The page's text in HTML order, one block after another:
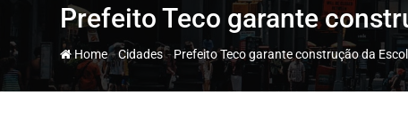
Prefeito Teco garante
Home-Cidades-Prefeito Teco garante construção da